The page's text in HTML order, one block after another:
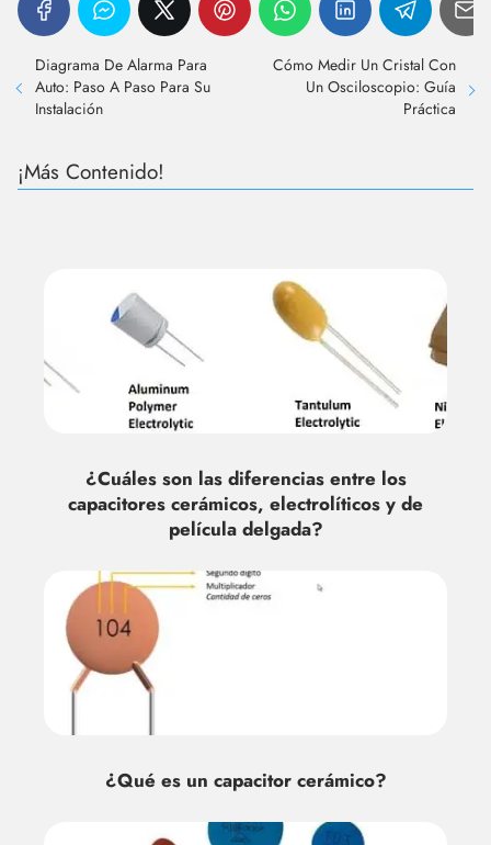
Diagrama De Alarma Para
Auto: Paso A Paso Para Su
Instalación
Cómo Medir Un Cristal Con
Un Osciloscopio: Guía
Práctica
¡Más Contenido!
¿Cuáles son las diferencias entre los
capacitores cerámicos, electrolíticos y de
película delgada?
¿Qué es un capacitor cerámico?